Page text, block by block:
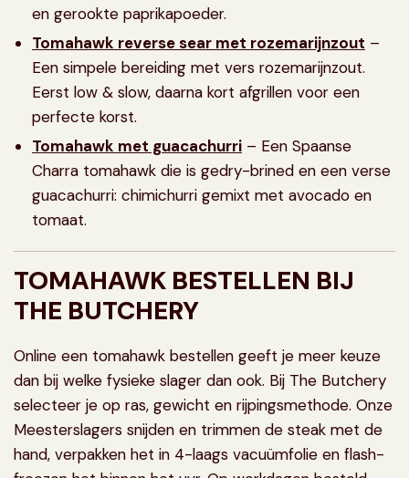
en gerookte paprikapoeder.
Tomahawk reverse sear met rozemarijnzout –
Een simpele bereiding met vers rozemarijnzout.
Eerst low & slow, daarna kort afgrillen voor een
perfecte korst.
Tomahawk met guacachurri – Een Spaanse
Charra tomahawk die is gedry-brined en een verse
guacachurri: chimichurri gemixt met avocado en
tomaat.
TOMAHAWK BESTELLEN BIJ
THE BUTCHERY
Online een tomahawk bestellen geeft je meer keuze
dan bij welke fysieke slager dan ook. Bij The Butchery
selecteer je op ras, gewicht en rijpingsmethode. Onze
Meesterslagers snijden en trimmen de steak met de
hand, verpakken het in 4-laags vacuümfolie en flash-